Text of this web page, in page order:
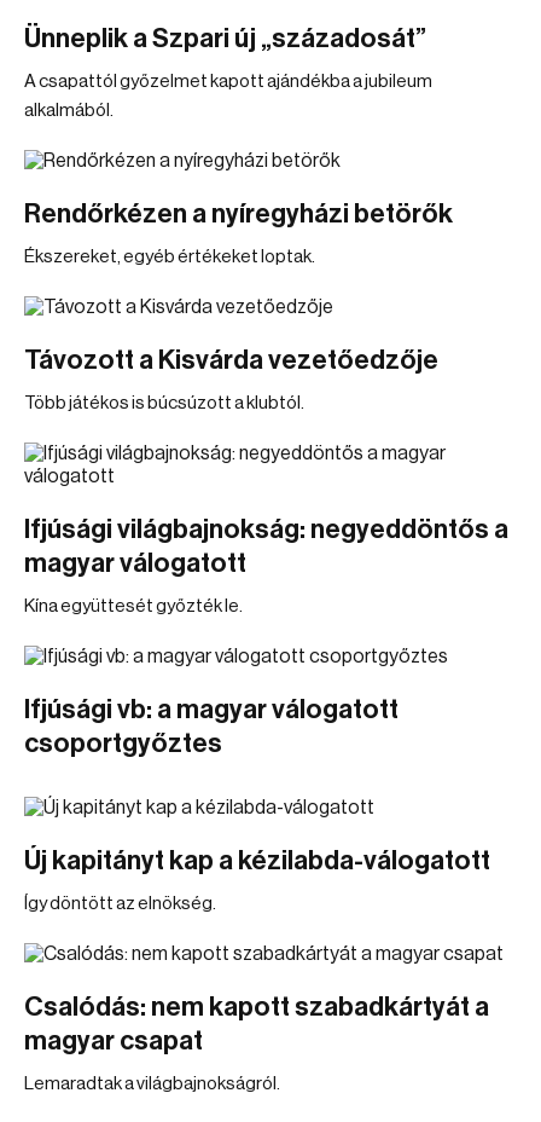
Ünneplik a Szpari új „századosát”
A csapattól győzelmet kapott ajándékba a jubileum
alkalmából.
Rendőrkézen a nyíregyházi betörők
Ékszereket, egyéb értékeket loptak.
Távozott a Kisvárda vezetőedzője
Több játékos is búcsúzott a klubtól.
Ifjúsági világbajnokság: negyeddöntős a
magyar válogatott
Kína együttesét győzték le.
Ifjúsági vb: a magyar válogatott
csoportgyőztes
Új kapitányt kap a kézilabda-válogatott
Így döntött az elnökség.
Csalódás: nem kapott szabadkártyát a
magyar csapat
Lemaradtak a világbajnokságról.